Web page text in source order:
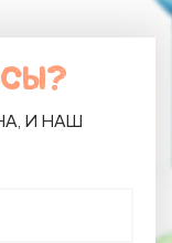
И НАШ